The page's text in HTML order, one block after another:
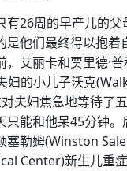
有26周的早产儿的父
是他们最终得以抱着
，艾丽卡和贾里德·
妇的小儿子沃克
夫妇焦急地等待了
只能和他呆45分钟。
塞勒姆(Winston
Center)新生儿重